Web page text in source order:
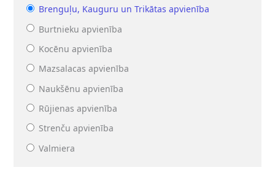
Brenguļu, Kauguru un Trikātas apvienība
Burtnieku apvienība
Kocēnu apvienība
Mazsalacas apvienība
Naukšēnu apvienība
Rūjienas apvienība
Strenču apvienība
Valmiera